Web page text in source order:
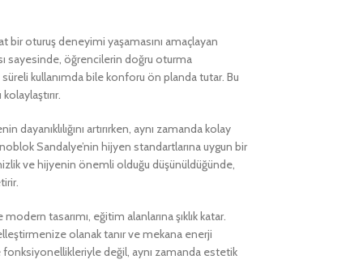
oturuş deneyimi yaşamasını amaçlayan
sayesinde, öğrencilerin doğru oturma
kullanımda bile konforu ön planda tutar. Bu
artırırken, aynı zamanda kolay
Sandalye’nin hijyen standartlarına uygun bir
ve hijyenin önemli olduğu düşünüldüğünde,
tasarımı, eğitim alanlarına şıklık katar.
olanak tanır ve mekana enerji
fonksiyonellikleriyle değil, aynı zamanda estetik